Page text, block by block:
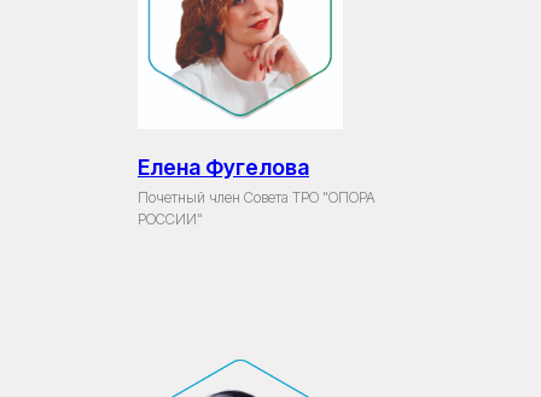
Елена Фугелова
Почетный член Совета ТРО "ОПОРА
РОССИИ"